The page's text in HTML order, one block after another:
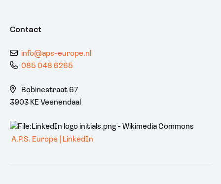
Contact
info@aps-europe.nl
085 048 6265
Bobinestraat 67
3903 KE Veenendaal
A.P.S. Europe | LinkedIn